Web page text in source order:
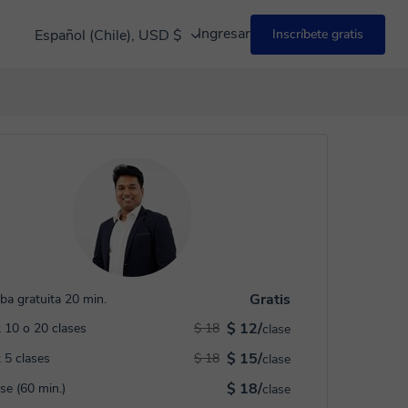
Español (Chile), USD $ Ingresar Inscríbete gratis
gratuita 20 min. Gratis
10 o 20 clases $ 12/clase
$ 18
5 clases
$ 15/clase
$ 18
(60 min.)
$ 18/clase